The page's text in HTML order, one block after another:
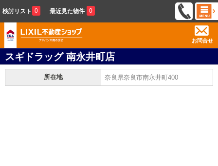
検討リスト 0 最近見た物件 0
お問合せ
スギドラッグ 南永井町店
所在地 奈良県奈良市南永井町400